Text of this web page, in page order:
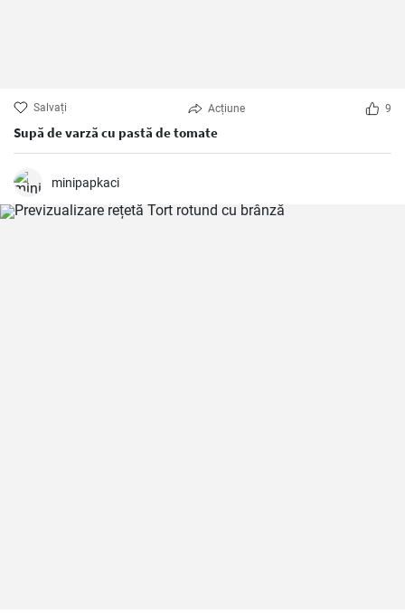
Salvați Acțiune 9
Supă de varză cu pastă de tomate
minipapkaci